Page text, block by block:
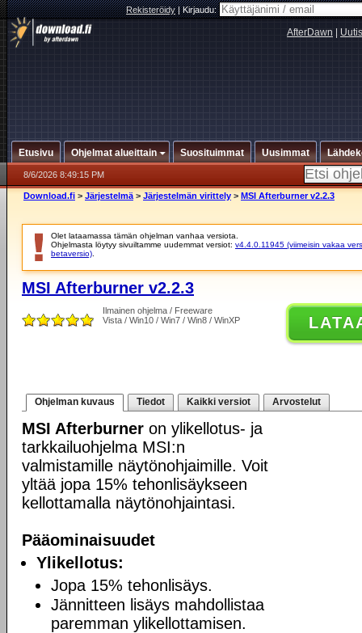
Rekisteröidy|Kirjaudu:
AfterDawn
Etusivu Ohjelmat alueittain Suosituimmat Uusimmat
8/6/2026 8:49:15 PM
Download.fi > Järjestelmä > Järjestelmän virittely > MSI Afterburner v2.2.3
Olet lataamassa tämän ohjelman vanhaa versiota.
Ohjelmasta löytyy sivuiltamme uudemmat versiot: v4.4.0.11945 (viimeisin vakaa
betaversio)
MSI Afterburner v2.2.3
Ilmainen ohjelma / Freeware
Vista / Win10 / Win7 / Win8 / WinXP
Ohjelman kuvaus Tiedot Kaikki versiot Arvostelut
MSI Afterburner on ylikellotus- ja
tarkkailuohjelma MSI:n
valmistamille näytönohjaimille. Voit
yltää jopa 15% tehonlisäykseen
kellottamalla näytönohjaintasi.
Pääominaisuudet
Ylikellotus:
Jopa 15% tehonlisäys.
Jännitteen lisäys mahdollistaa
paremman ylikellottamisen.